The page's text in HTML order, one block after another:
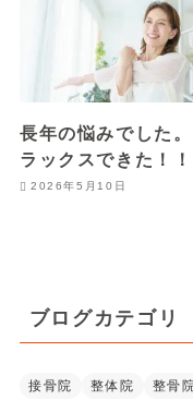
長年の悩みでした。
ラックスできた！！
2026年5月10日
ブログカテゴリ
接骨院 整体院 整骨